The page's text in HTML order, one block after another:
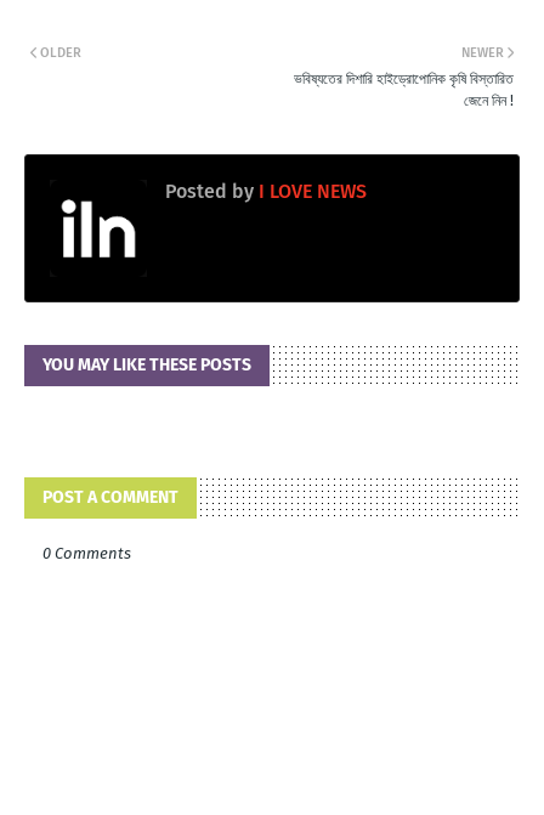
NEWER
ভবিষ্যতের দিশারি হাইড্রোপোনিক কৃষি বিস্তারিত
জেনে নিন !
OLDER
Posted by I LOVE NEWS
YOU MAY LIKE THESE POSTS
POST A COMMENT
0 Comments